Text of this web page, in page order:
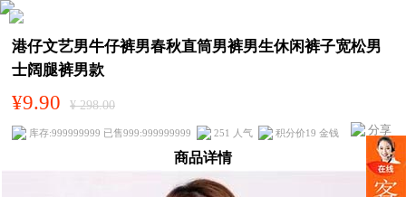
港仔文艺男牛仔裤男春秋直筒男裤男生休闲裤子宽松男
士阔腿裤男款
分享
¥9.90 ¥ 298.00
库存:999999999 已售999:999999999 251 人气 积分价19 金钱
商品详情